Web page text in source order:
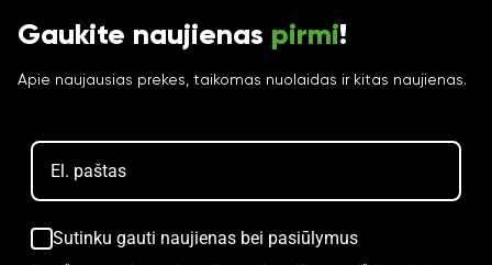
Gaukite naujienas pirmi!
Apie naujausias prekes, taikomas nuolaidas ir kitas naujienas.
Sutinku gauti naujienas bei pasiūlymus